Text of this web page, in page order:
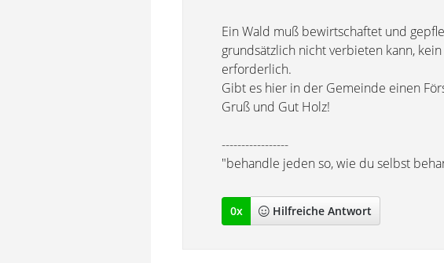
Ein Wald muß bewirtschaftet und
grundsätzlich nicht verbieten kann,
erforderlich.
Gibt es hier in der Gemeinde einen
Gruß und Gut Holz!
-----------------
"behandle jeden so, wie du selbst
0x Hilfreiche Antwort